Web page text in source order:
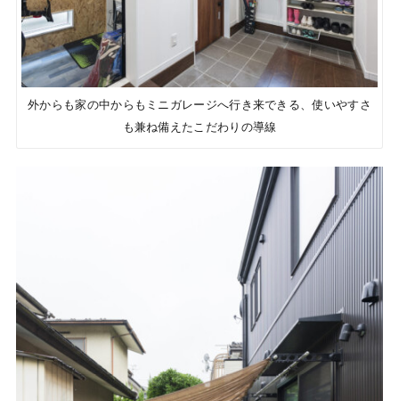
外からも家の中からもミニガレージへ行き来できる、使いやすさ
も兼ね備えたこだわりの導線